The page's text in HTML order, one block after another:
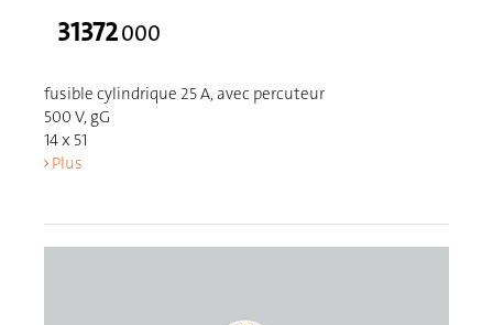
31372000
fusible cylindrique 25 A, avec percuteur
500 V, gG
14 x 51
Plus